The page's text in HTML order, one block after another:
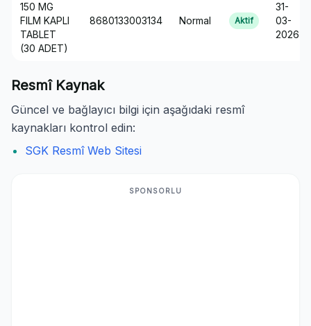
150 MG
FILM KAPLI
TABLET
(30 ADET)
8680133003134 Normal Aktif
31-
03-
2026
Resmî Kaynak
Güncel ve bağlayıcı bilgi için aşağıdaki resmî
kaynakları kontrol edin:
SGK Resmî Web Sitesi
SPONSORLU